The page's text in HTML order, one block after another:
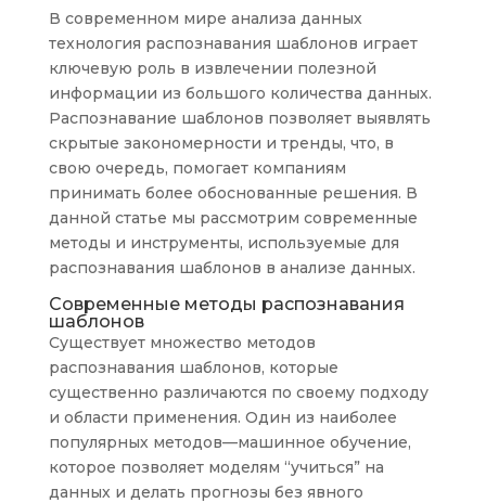
В современном мире анализа данных
технология распознавания шаблонов играет
ключевую роль в извлечении полезной
информации из большого количества данных.
Распознавание шаблонов позволяет выявлять
скрытые закономерности и тренды, что, в
свою очередь, помогает компаниям
принимать более обоснованные решения. В
данной статье мы рассмотрим современные
методы и инструменты, используемые для
распознавания шаблонов в анализе данных.
Современные методы распознавания
шаблонов
Существует множество методов
распознавания шаблонов, которые
существенно различаются по своему подходу
и области применения. Один из наиболее
популярных методов—машинное обучение,
которое позволяет моделям “учиться” на
данных и делать прогнозы без явного